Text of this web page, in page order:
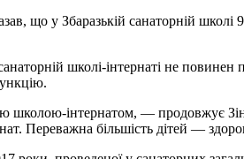
що у Збаразькій санаторній
школі-інтернаті не
школою-інтернатом, — продовжує
Переважна більшість дітей —